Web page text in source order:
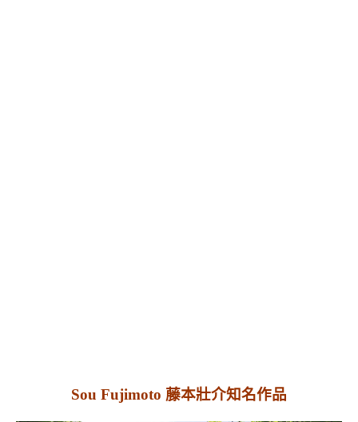
Sou Fujimoto 藤本壯介知名作品